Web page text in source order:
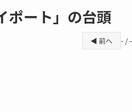
ポート」の台頭
◀ 前へ - / -